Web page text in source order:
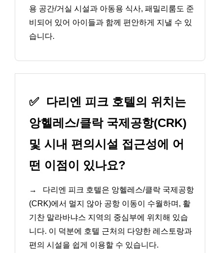
용 공간/거실 시설과 아동용 식사, 패밀리룸도 준
비되어 있어 아이들과 함께 편안하게 지낼 수 있
습니다.
✅
다리엔 피크 호텔의 위치는
앙헬레스/클락 국제공항(CRK)
및 시내 편의시설 접근성에 어
떤 이점이 있나요?
→
다리엔 피크 호텔은 앙헬레스/클락 국제공항
(CRK)에서 멀지 않아 공항 이동이 수월하며, 활
기찬 말라바냐스 지역의 중심부에 위치해 있습
니다. 이 덕분에 호텔 근처의 다양한 레스토랑과
편의 시설을 쉽게 이용할 수 있습니다.